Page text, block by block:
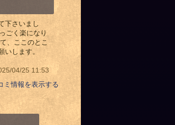
下さいまし
ごく楽になり
、ここのとこ
いします。
04/25 11:53
ミ情報を表示する